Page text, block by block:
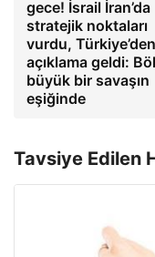
gece! İsrail İran’da
stratejik noktaları
vurdu, Türkiye’den
açıklama geldi:
büyük bir savaşın
eşiğinde
Tavsiye Edilen